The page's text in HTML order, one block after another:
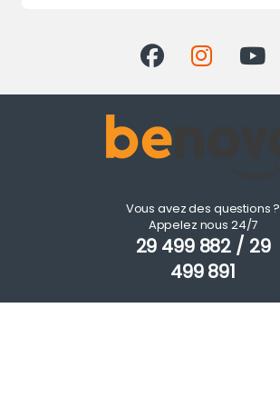
Vous avez des questions ?
Appelez nous 24/7
29 499 882 / 29
499 891